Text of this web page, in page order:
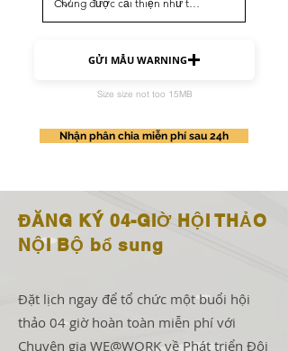
GỬI MẪU WARNING
Size size not too 15MB
Nhận phân chia miễn phí sau 24h
​ĐĂNG KÝ 04-GIỜ HỘI THẢO
NỘI BỘ bổ sung
Đặt lịch ngay để tổ chức một buổi hội
thảo 04 giờ hoàn toàn miễn phí với
Chuyên gia WE@WORK về Phát triển Đội